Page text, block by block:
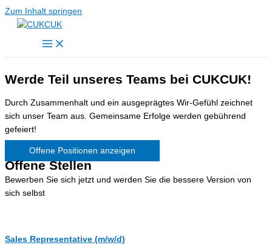
Zum Inhalt springen
Werde Teil unseres Teams bei CUKCUK!
Durch Zusammenhalt und ein ausgeprägtes Wir-Gefühl zeichnet
sich unser Team aus. Gemeinsame Erfolge werden gebührend
gefeiert!
Offene Positionen anzeigen
Offene Stellen
Bewerben Sie sich jetzt und werden Sie die bessere Version von
sich selbst
Sales Representative (m/w/d)